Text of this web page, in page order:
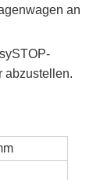
an
abzustellen.